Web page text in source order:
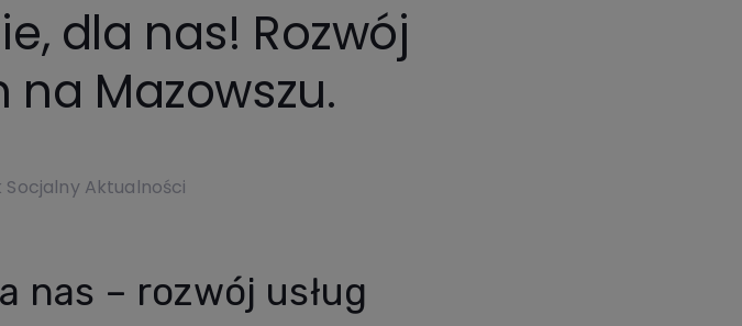
dla nas! Rozwój
na Mazowszu.
Aktualności
nas – rozwój usług